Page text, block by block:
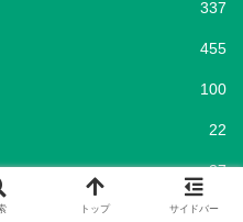
337
455
100
22
37
192
トップ サイドバー